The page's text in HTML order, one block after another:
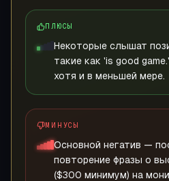
ПЛЮСЫ
Некоторые слышат
такие как 'is good
хотя и в меньшей мере.
МИНУСЫ
Основной негатив —
повторение фразы о
($300 минимум) на